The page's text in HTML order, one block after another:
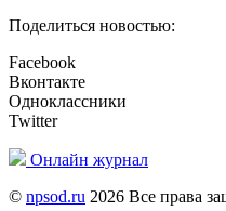
Поделиться новостью:
Facebook
Вконтакте
Одноклассники
Twitter
Онлайн журнал
© npsod.ru 2026 Все права